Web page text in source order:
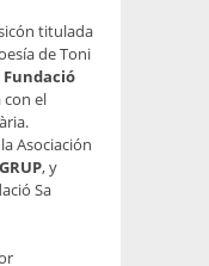
titulada
de Toni
con el
Asociación
, y
Sa